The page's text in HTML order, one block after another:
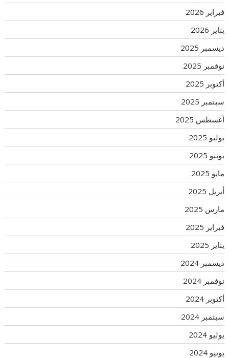
فبراير 2026
يناير 2026
ديسمبر 2025
نوفمبر 2025
أكتوبر 2025
سبتمبر 2025
أغسطس 2025
يوليو 2025
يونيو 2025
مايو 2025
أبريل 2025
مارس 2025
فبراير 2025
يناير 2025
ديسمبر 2024
نوفمبر 2024
أكتوبر 2024
سبتمبر 2024
يوليو 2024
يونيو 2024